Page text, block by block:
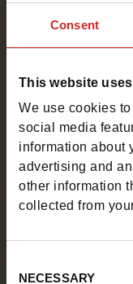
Consent
This website
We use cookies
social media
information about
advertising and
other information
collected from
Selection
NECESSARY